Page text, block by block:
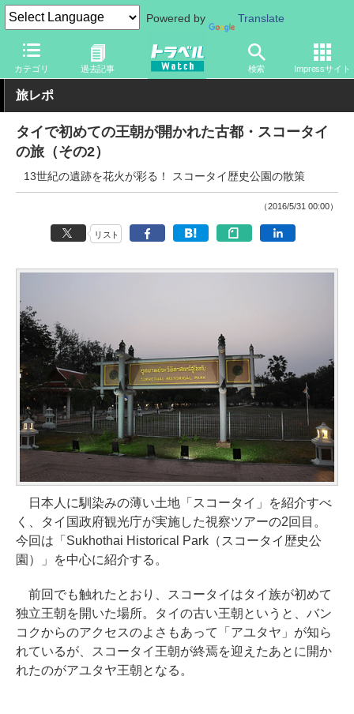
Powered by Translate
カテゴリ 過去記事 検索 Impressサイト
トラベル Watch 旅の方法 空旅 飛行機
旅レポ
タイで初めての王朝が開かれた古都・スコータイ
の旅（その2）
13世紀の遺跡を花火が彩る！ スコータイ歴史公園の散策
（2016/5/31 00:00）
リスト
日本人に馴染みの薄い土地「スコータイ」を紹介すべ
く、タイ国政府観光庁が実施した視察ツアーの2回目。
今回は「Sukhothai Historical Park（スコータイ歴史公
園）」を中心に紹介する。
前回でも触れたとおり、スコータイはタイ族が初めて
独立王朝を開いた場所。タイの古い王朝というと、バン
コクからのアクセスのよさもあって「アユタヤ」が知ら
れているが、スコータイ王朝が終焉を迎えたあとに開か
れたのがアユタヤ王朝となる。